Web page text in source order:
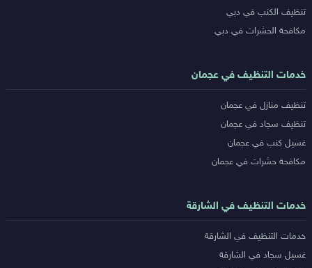
تنظيف الكنب في دبي
مكافحة الحشرات في دبي
خدمات التنظيف في عجمان
تنظيف منازل في عجمان
تنظيف سجاد في عجمان
غسيل كنب في عجمان
مكافحة حشرات في عجمان
خدمات التنظيف في الشارقة
خدمات التنظيف في الشارقة
غسيل سجاد في الشارقة